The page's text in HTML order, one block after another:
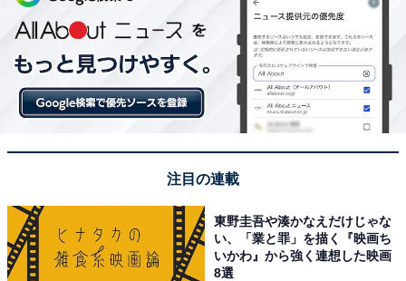
文字」を1分以内で埋めてみよう
注目の連載
東野圭吾や湊かなえだけじゃな
い、「業と罪」を描く『映画ち
いかわ』から強く連想した映画
8選